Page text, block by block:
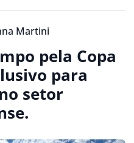
Martini
pela Copa
para
setor